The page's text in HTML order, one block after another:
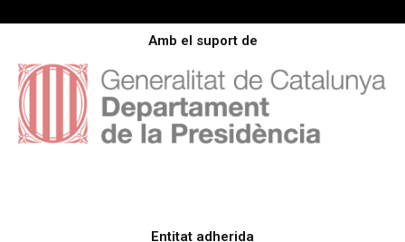
Amb el suport de
Entitat adherida